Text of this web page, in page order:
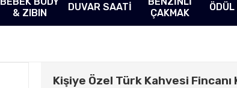
& ZIBIN
DUVAR SAATİ
ÇAKMAK
Kişiye Özel Türk Kahvesi